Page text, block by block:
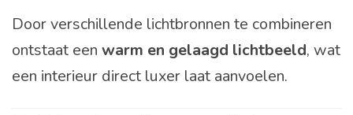
Door verschillende lichtbronnen te combineren
ontstaat een warm en gelaagd lichtbeeld, wat
een interieur direct luxer laat aanvoelen.